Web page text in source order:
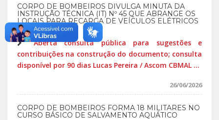
CORPO DE BOMBEIROS DIVULGA MINUTA DA
INSTRUÇÃO TÉCNICA (IT) Nº 45 QUE ABRANGE OS
LOCAIS PARA RECARGA DE VEÍCULOS ELÉTRICOS
OU HÍBRIDOS
Aberta consulta pública para sugestões e
contribuições na construção do documento; consulta
disponível por 90 dias Lucas Pereira / Ascom CBMAL ...
26/06/2026
CORPO DE BOMBEIROS FORMA 18 MILITARES NO
CURSO BÁSICO DE SALVAMENTO AQUÁTICO